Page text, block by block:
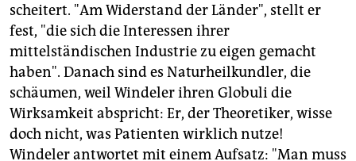
scheitert. "Am Widerstand der Länder", stellt er
fest, "die sich die Interessen ihrer
mittelständischen Industrie zu eigen gemacht
haben". Danach sind es Naturheilkundler, die
schäumen, weil Windeler ihren Globuli die
Wirksamkeit abspricht: Er, der Theoretiker, wisse
doch nicht, was Patienten wirklich nutze!
Windeler antwortet mit einem Aufsatz: "Man muss